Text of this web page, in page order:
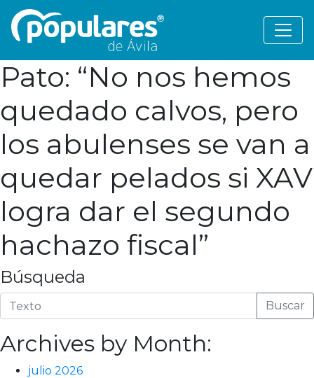
Pato: “No nos hemos
quedado calvos, pero
los abulenses se van a
quedar pelados si XAV
logra dar el segundo
hachazo fiscal”
Búsqueda
Buscar
Archives by Month:
julio 2026